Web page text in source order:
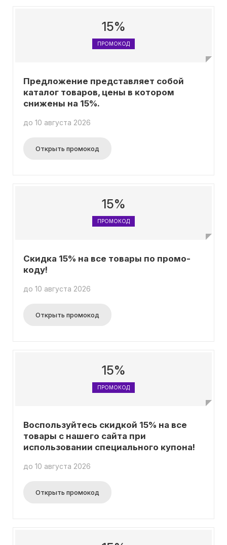
15%
ПРОМОКОД
Предложение представляет собой
каталог товаров, цены в котором
снижены на 15%.
до 10 августа 2026
Открыть промокод
15%
ПРОМОКОД
Скидка 15% на все товары по промо-
коду!
до 10 августа 2026
Открыть промокод
15%
ПРОМОКОД
Воспользуйтесь скидкой 15% на все
товары с нашего сайта при
использовании специального купона!
до 10 августа 2026
Открыть промокод